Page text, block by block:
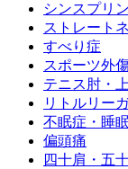
シンスプリ
ストレート
すべり症
スポーツ外
テニス肘・
リトルリー
不眠症・睡
偏頭痛
四十肩・五